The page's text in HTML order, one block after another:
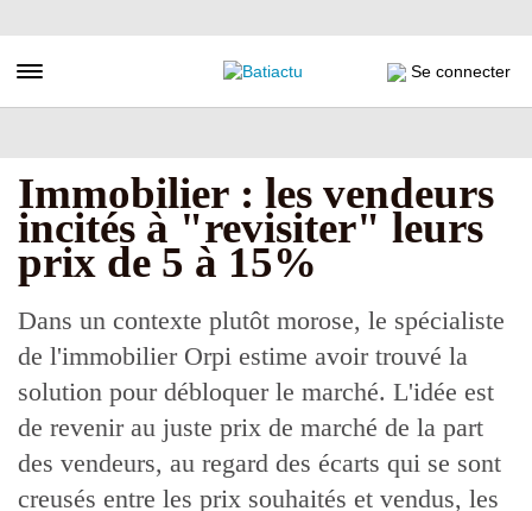
au
principal
Toggle navigation Se connecter
Immobilier : les vendeurs
incités à "revisiter" leurs
prix de 5 à 15%
Dans un contexte plutôt morose, le spécialiste
de l'immobilier Orpi estime avoir trouvé la
solution pour débloquer le marché. L'idée est
de revenir au juste prix de marché de la part
des vendeurs, au regard des écarts qui se sont
creusés entre les prix souhaités et vendus, les